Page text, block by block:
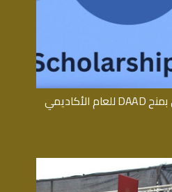
اللقاء التعريفي بمنح DAAD للعام الأكاديمي